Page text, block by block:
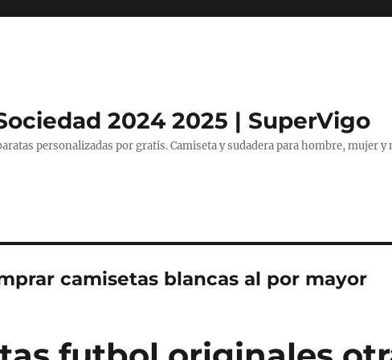
2024 2025 | SuperVigo
personalizadas por gratis. Camiseta y sudadera para hombre, mujer y
camisetas blancas al por mayor